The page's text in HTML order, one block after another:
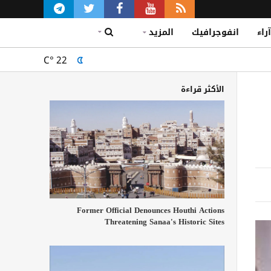
آراء انفوجرافيك المزيد
C° 22
الأكثر قراءة
Former Official Denounces Houthi Actions
Threatening Sanaa's Historic Sites